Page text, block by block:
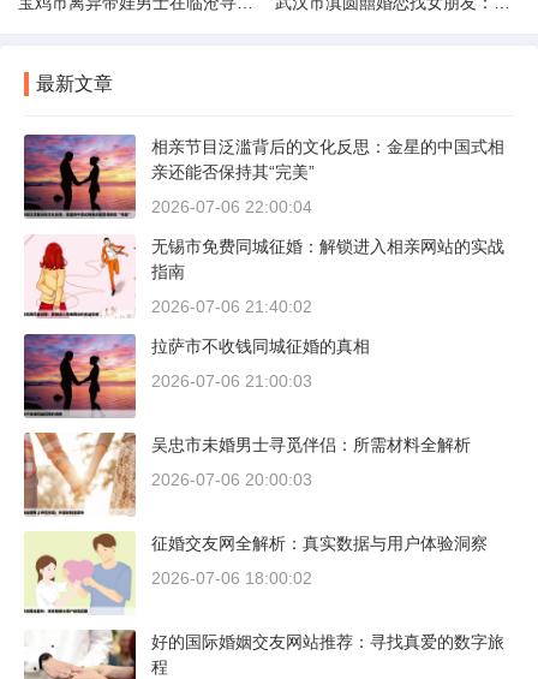
最新文章
相亲节目泛滥背后的文化反思：金星的中国式相
亲还能否保持其“完美”
2026-07-06 22:00:04
无锡市免费同城征婚：解锁进入相亲网站的实战
指南
2026-07-06 21:40:02
拉萨市不收钱同城征婚的真相
2026-07-06 21:00:03
吴忠市未婚男士寻觅伴侣：所需材料全解析
2026-07-06 20:00:03
征婚交友网全解析：真实数据与用户体验洞察
2026-07-06 18:00:02
好的国际婚姻交友网站推荐：寻找真爱的数字旅
程